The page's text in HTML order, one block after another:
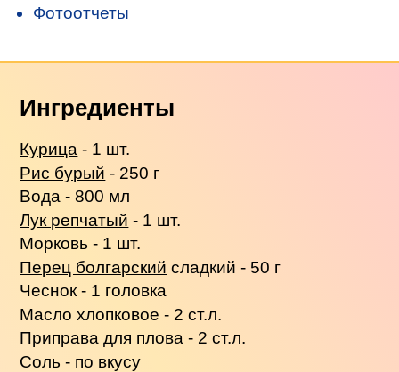
Фотоотчеты
Ингредиенты
Курица - 1 шт.
Рис бурый - 250 г
Вода - 800 мл
Лук репчатый - 1 шт.
Морковь - 1 шт.
Перец болгарский сладкий - 50 г
Чеснок - 1 головка
Масло хлопковое - 2 ст.л.
Приправа для плова - 2 ст.л.
Соль - по вкусу